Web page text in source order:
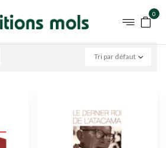
0
Tri par défaut